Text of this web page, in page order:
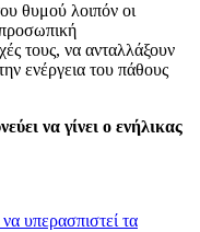
θυμού λοιπόν οι
τους, να ανταλλάξουν
ενέργεια του πάθους
να γίνει ο ενήλικας
υπερασπιστεί τα